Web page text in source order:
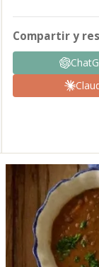
Compartir y